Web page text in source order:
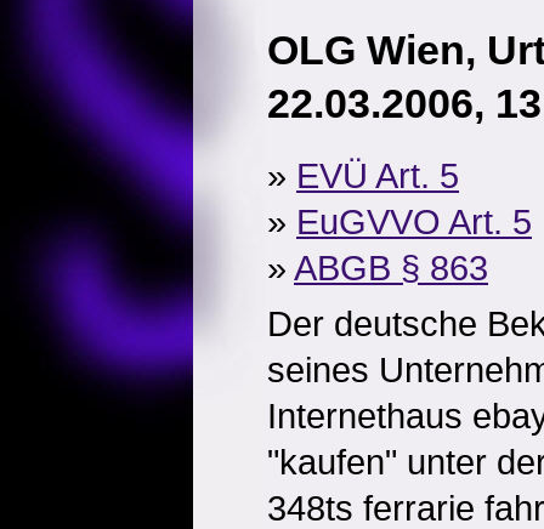
OLG Wien,
22.03.2006,
» EVÜ Art. 5
» EuGVVO Art. 5
» ABGB § 863
Der deutsche
seines
Internethaus
"kaufen" unter
348ts ferrarie